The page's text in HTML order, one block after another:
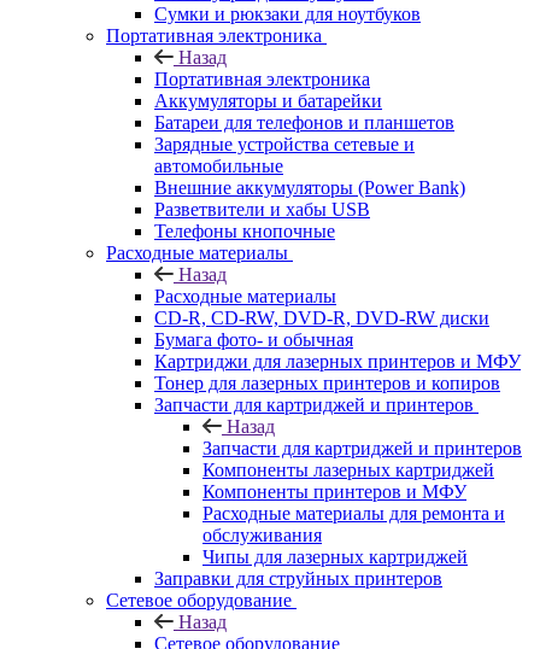
Сумки и рюкзаки для ноутбуков
Портативная электроника
Назад
Портативная электроника
Аккумуляторы и батарейки
Батареи для телефонов и планшетов
Зарядные устройства сетевые и
автомобильные
Внешние аккумуляторы (Power Bank)
Разветвители и хабы USB
Телефоны кнопочные
Расходные материалы
Назад
Расходные материалы
CD-R, CD-RW, DVD-R, DVD-RW диски
Бумага фото- и обычная
Картриджи для лазерных принтеров и МФУ
Тонер для лазерных принтеров и копиров
Запчасти для картриджей и принтеров
Назад
Запчасти для картриджей и принтеров
Компоненты лазерных картриджей
Компоненты принтеров и МФУ
Расходные материалы для ремонта и
обслуживания
Чипы для лазерных картриджей
Заправки для струйных принтеров
Сетевое оборудование
Назад
Сетевое оборудование